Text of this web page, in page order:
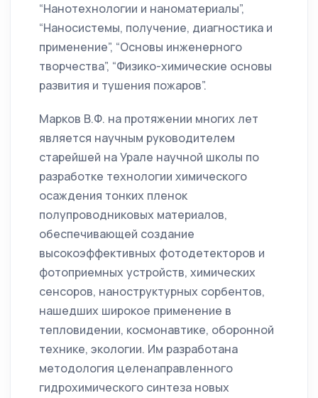
“Нанотехнологии и наноматериалы”,
“Наносистемы, получение, диагностика и
применение”, “Основы инженерного
творчества”, “Физико-химические основы
развития и тушения пожаров”.
Марков В.Ф. на протяжении многих лет
является научным руководителем
старейшей на Урале научной школы по
разработке технологии химического
осаждения тонких пленок
полупроводниковых материалов,
обеспечивающей создание
высокоэффективных фотодетекторов и
фотоприемных устройств, химических
сенсоров, наноструктурных сорбентов,
нашедших широкое применение в
тепловидении, космонавтике, оборонной
технике, экологии. Им разработана
методология целенаправленного
гидрохимического синтеза новых